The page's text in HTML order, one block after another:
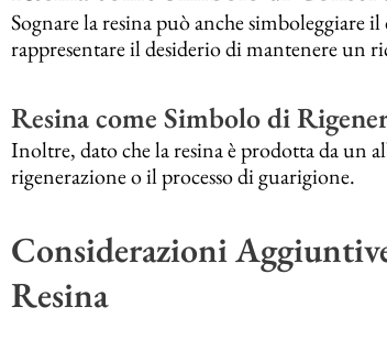
Sognare la resina può anche simboleggiare
rappresentare il desiderio di mantenere un
Resina come Simbolo di
Inoltre, dato che la resina è prodotta da un
rigenerazione o il processo di guarigione.
Considerazioni
Resina